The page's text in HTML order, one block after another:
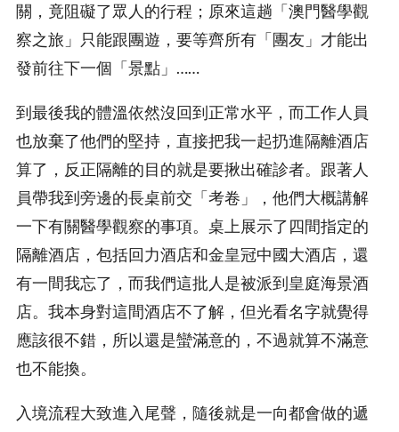
關，竟阻礙了眾人的行程；原來這趟「澳門醫學觀
察之旅」只能跟團遊，要等齊所有「團友」才能出
發前往下一個「景點」……
到最後我的體溫依然沒回到正常水平，而工作人員
也放棄了他們的堅持，直接把我一起扔進隔離酒店
算了，反正隔離的目的就是要揪出確診者。跟著人
員帶我到旁邊的長桌前交「考卷」，他們大概講解
一下有關醫學觀察的事項。桌上展示了四間指定的
隔離酒店，包括回力酒店和金皇冠中國大酒店，還
有一間我忘了，而我們這批人是被派到皇庭海景酒
店。我本身對這間酒店不了解，但光看名字就覺得
應該很不錯，所以還是蠻滿意的，不過就算不滿意
也不能換。
入境流程大致進入尾聲，隨後就是一向都會做的遞